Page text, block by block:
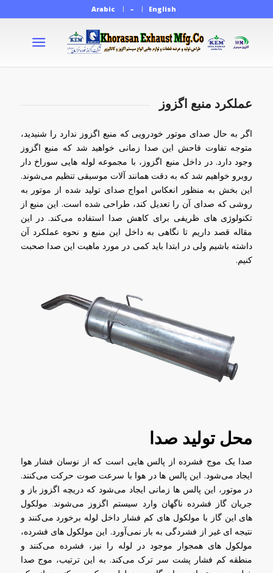
English
–
Arabic
عملکرد منبع اگزوز
اگر به حال صدای موتور خودرویی که منبع اگزوز ندارد را شنیدید،
متوجه تفاوت فاحش این صدا زمانی خواهید شد که منبع اگزوز
وجود دارد. در داخل منبع اگزوز، با مجموعه لوله هایی سوراخ دار
روبرو خواهیم شد که به دقت همانند آلات موسیقی تنظیم می‌شوند.
این بخش به منظور انعکاس امواج صدای تولید شده از موتور به
روشی که صدای آن را تعدیل کند، طراحی شده است. این منبع از
تکنولوژی های ظریفی برای کاهش صدا استفاده می‌کند. در این
مقاله قصد داریم تا نگاهی به داخل این منبع و نحوه عملکرد آن
داشته باشیم ولی در ابتدا باید کمی در مورد ماهیت این صدا صحبت
کنیم.
محل تولید صدا
صدا یک موج فشرده از پالس هایی است که از نوسان فشار هوا
ایجاد می‌شود. این پالس ها در هوا با سرعت صوت حرکت می‌کنند.
در موتور، این پالس ها زمانی ایجاد می‌شود که دریچه اگزوز باز و
جریان گاز فشرده ناگهان وارد سیستم اگزوز می‌شوند. مولکول
های این گاز با مولکول های کم فشار داخل لوله برخورد می‌کنند و
نتیجه ای غیر از فشردگی به بار نمی‌آورد. این مولکول های فشرده،
مولکول های همجوار موجود در لوله را نیز، فشرده می‌کنند و
منطقه کم فشار پشت سر ترک می‌کند. به این ترتیب، موج صدا